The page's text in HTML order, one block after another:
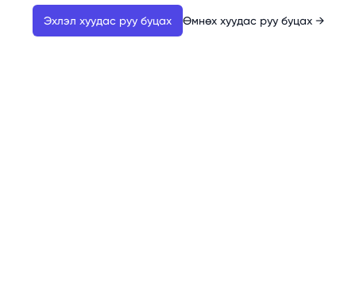
Эхлэл хуудас руу буцах Өмнөх хуудас руу буцах →